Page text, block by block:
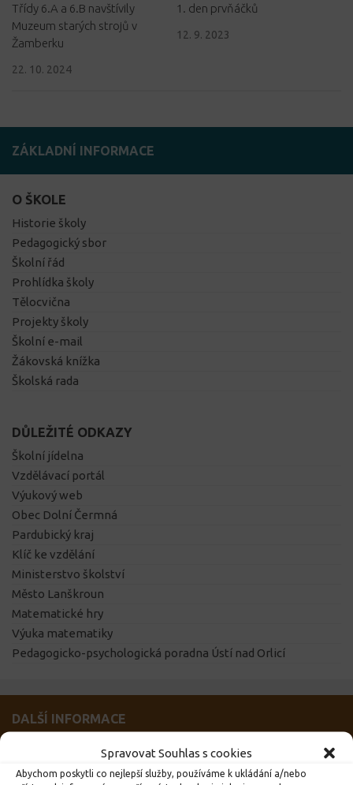
Spravovat Souhlas s cookies
Abychom poskytli co nejlepší služby, používáme k ukládání a/nebo
Třídy 6.A a 6.B navštívily
Muzeum starých strojů v
Žamberku
22. 10. 2024
1. den prvňáčků
12. 9. 2023
ZÁKLADNÍ INFORMACE
O ŠKOLE
Historie školy
Pedagogický sbor
Školní řád
Prohlídka školy
Tělocvična
Projekty školy
Školní e-mail
Žákovská knížka
Školská rada
DŮLEŽITÉ ODKAZY
Školní jídelna
Vzdělávací portál
Výukový web
Obec Dolní Čermná
Pardubický kraj
Klíč ke vzdělání
Ministerstvo školství
Město Lanškroun
Matematické hry
Výuka matematiky
Pedagogicko-psychologická poradna Ústí nad Orlicí
DALŠÍ INFORMACE
DŮLEŽITÉ